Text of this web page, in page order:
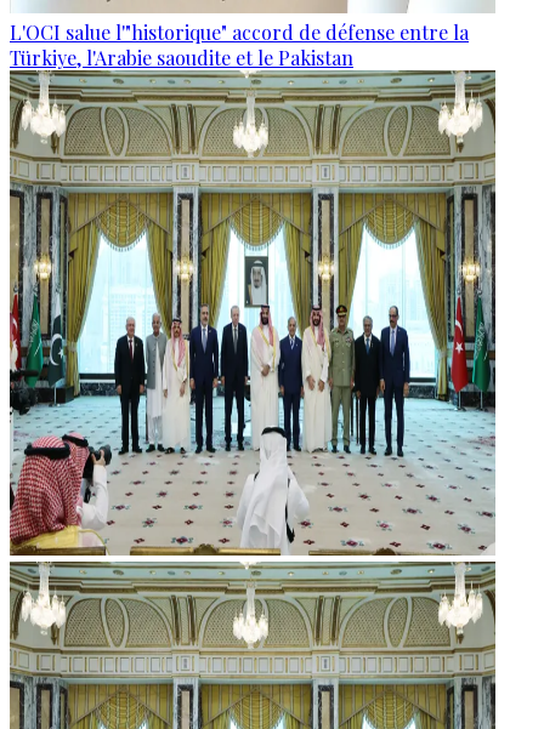
L'OCI salue l'"historique" accord de défense entre la
Türkiye, l'Arabie saoudite et le Pakistan